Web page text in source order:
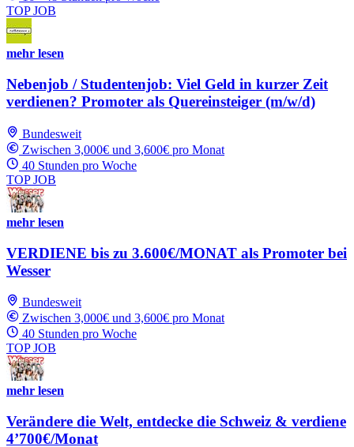
TOP JOB
mehr lesen
Nebenjob / Studentenjob: Viel Geld in kurzer Zeit
verdienen? Promoter als Quereinsteiger (m/w/d)
Bundesweit
Zwischen 3,000€ und 3,600€ pro Monat
40 Stunden pro Woche
TOP JOB
mehr lesen
VERDIENE bis zu 3.600€/MONAT als Promoter bei
Wesser
Bundesweit
Zwischen 3,000€ und 3,600€ pro Monat
40 Stunden pro Woche
TOP JOB
mehr lesen
Verändere die Welt, entdecke die Schweiz & verdiene
4’700€/Monat